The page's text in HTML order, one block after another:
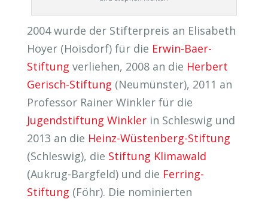
2004 wurde der Stifterpreis an Elisabeth
Hoyer (Hoisdorf) für die Erwin-Baer-
Stiftung verliehen, 2008 an die Herbert
Gerisch-Stiftung (Neumünster), 2011 an
Professor Rainer Winkler für die
Jugendstiftung Winklerin Schleswig und
2013 an die Heinz-Wüstenberg-Stiftung
(Schleswig), die Stiftung Klimawald
(Aukrug-Bargfeld) und die Ferring-
Stiftung (Föhr). Die nominierten